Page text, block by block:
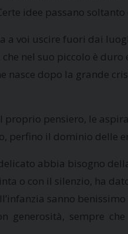
idee passano
a voi uscire fuori dai
che nel suo piccolo è
nasce dopo la grande
pensiero, le
perfino il dominio delle
abbia bisogno
o con il silenzio, ha
sanno
generosità, sempre che